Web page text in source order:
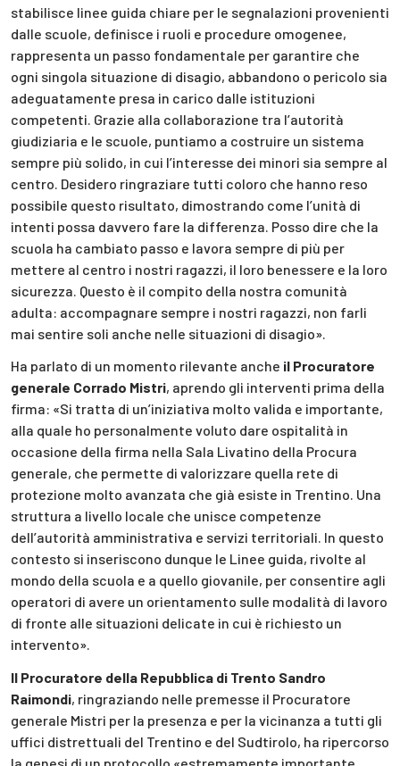
stabilisce linee guida chiare per le segnalazioni provenienti
dalle scuole, definisce i ruoli e procedure omogenee,
rappresenta un passo fondamentale per garantire che
ogni singola situazione di disagio, abbandono o pericolo sia
adeguatamente presa in carico dalle istituzioni
competenti. Grazie alla collaborazione tra l’autorità
giudiziaria e le scuole, puntiamo a costruire un sistema
sempre più solido, in cui l’interesse dei minori sia sempre al
centro. Desidero ringraziare tutti coloro che hanno reso
possibile questo risultato, dimostrando come l’unità di
intenti possa davvero fare la differenza. Posso dire che la
scuola ha cambiato passo e lavora sempre di più per
mettere al centro i nostri ragazzi, il loro benessere e la loro
sicurezza. Questo è il compito della nostra comunità
adulta: accompagnare sempre i nostri ragazzi, non farli
mai sentire soli anche nelle situazioni di disagio».
Ha parlato di un momento rilevante anche il Procuratore
generale Corrado Mistri, aprendo gli interventi prima della
firma: «Si tratta di un’iniziativa molto valida e importante,
alla quale ho personalmente voluto dare ospitalità in
occasione della firma nella Sala Livatino della Procura
generale, che permette di valorizzare quella rete di
protezione molto avanzata che già esiste in Trentino. Una
struttura a livello locale che unisce competenze
dell’autorità amministrativa e servizi territoriali. In questo
contesto si inseriscono dunque le Linee guida, rivolte al
mondo della scuola e a quello giovanile, per consentire agli
operatori di avere un orientamento sulle modalità di lavoro
di fronte alle situazioni delicate in cui è richiesto un
intervento».
Il Procuratore della Repubblica di Trento Sandro
Raimondi, ringraziando nelle premesse il Procuratore
generale Mistri per la presenza e per la vicinanza a tutti gli
uffici distrettuali del Trentino e del Sudtirolo, ha ripercorso